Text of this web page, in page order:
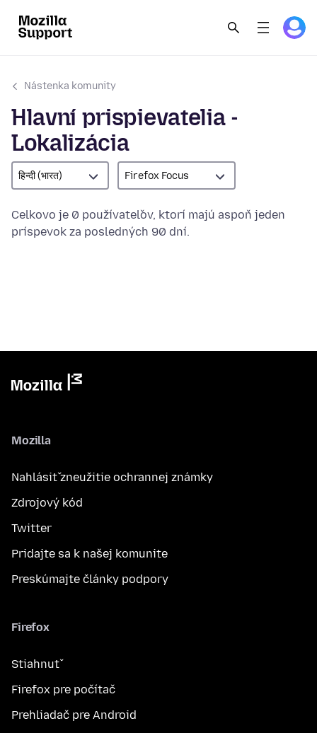
Nástenka komunity
Hlavní prispievatelia -
Lokalizácia
हिन्दी (भारत) Firefox Focus
Celkovo je 0 používateľov, ktorí majú aspoň jeden
príspevok za posledných 90 dní.
Mozilla
Nahlásiť zneužitie ochrannej známky
Zdrojový kód
Twitter
Pridajte sa k našej komunite
Preskúmajte články podpory
Firefox
Stiahnuť
Firefox pre počítač
Prehliadač pre Android